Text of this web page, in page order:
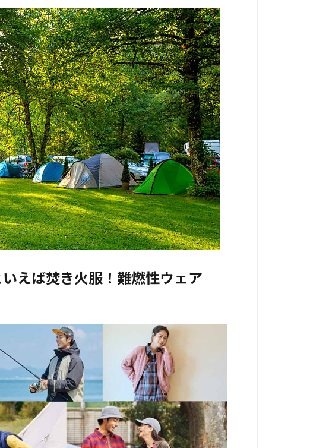
えば焚き火服！難燃性ウェア